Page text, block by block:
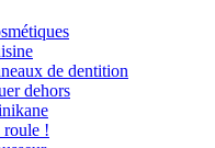
de dentition
dehors
roule !